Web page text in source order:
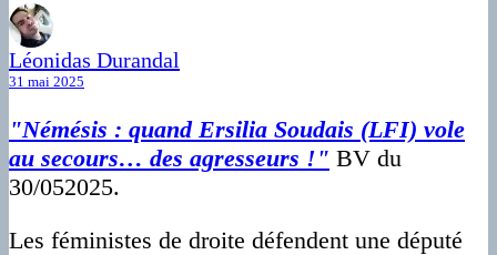
Léonidas Durandal
31 mai 2025
"Némésis : quand Ersilia Soudais (LFI) vole
au secours… des agresseurs !" BV du
30/052025.
Les féministes de droite défendent une député